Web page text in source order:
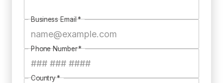
Business Email*
Phone Number*
Country*